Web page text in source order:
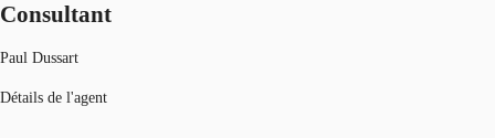
Consultant
Paul Dussart
Détails de l'agent